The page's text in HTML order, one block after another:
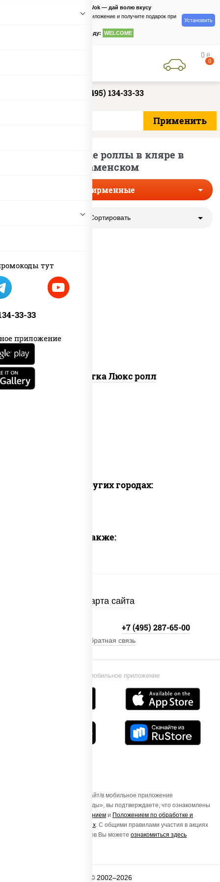
тут
33-33
приложение
PizzaSushiWok — дай волю вкусу
Скачайте приложение и получите подарок при
по промокоду: WELCOME
Установить
0 руб
0
+7 (495) 134-33-33
Фирменные роллы в кляре в
Раменском
Фирменные
Сортировать
креветки, рис, нори, майонез, икра
Креветка Люкс ролл
Доставка в других городах:
Предлагаем также:
Карта сайта
Установи мобильное приложение
+7 (495) 287-65-00
Обратная связь
Осуществляя вход на этот Сайт/в мобильное приложение
«ПиццаСушиВок - доставка еды», вы подтверждаете, что ознакомлены
Пользовательским соглашением и Положением по обработке и
защите персональных данных. С общими правилами участия в акциях
и порядке получения подарков Вы можете ознакомиться здесь
© 2002–2026